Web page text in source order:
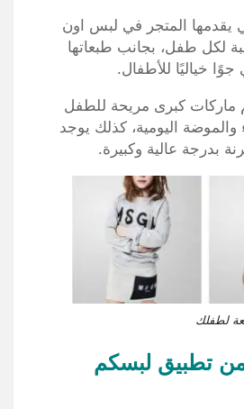
يقدمها المتجر في لبس اون
لكل طفل، بجانب طبعاتها
جوًا خياليًا للأطفال.
ماركات كبرى مريحة للطفل
والموضة اليومية، كذلك يوجد
بدرجة عالية وكبيرة.
لطفلك
تطبيق لبسكم